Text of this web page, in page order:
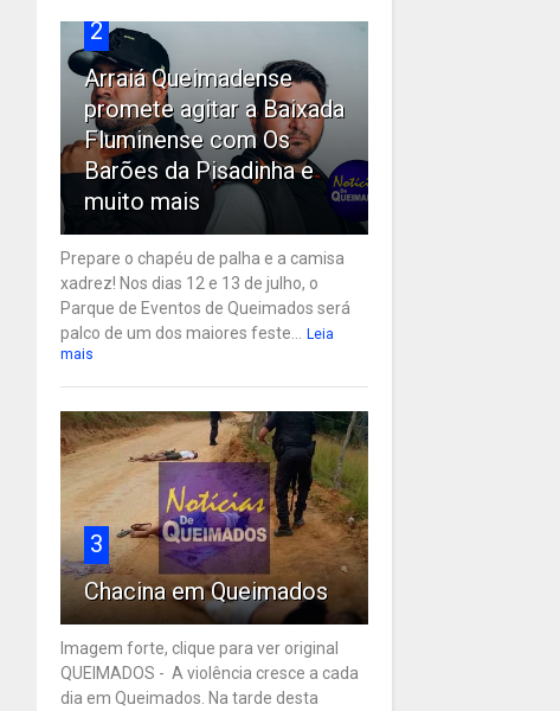
2
Arraiá Queimadense
promete agitar a Baixada
Fluminense com Os
Barões da Pisadinha e
muito mais
Prepare o chapéu de palha e a camisa
xadrez! Nos dias 12 e 13 de julho, o
Parque de Eventos de Queimados será
palco de um dos maiores feste...
Leia
mais
3
Chacina em Queimados
Imagem forte, clique para ver original
QUEIMADOS - A violência cresce a cada
dia em Queimados. Na tarde desta